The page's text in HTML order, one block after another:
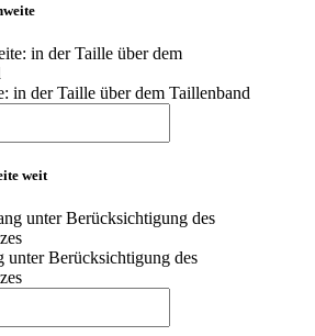
in der Taille über dem Taillenband
weit
unter Berücksichtigung des